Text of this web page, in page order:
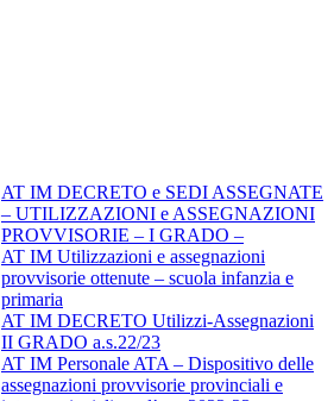
AT IM DECRETO e SEDI ASSEGNATE
– UTILIZZAZIONI e ASSEGNAZIONI
PROVVISORIE – I GRADO –
AT IM Utilizzazioni e assegnazioni
provvisorie ottenute – scuola infanzia e
primaria
AT IM DECRETO Utilizzi-Assegnazioni
II GRADO a.s.22/23
AT IM Personale ATA – Dispositivo delle
assegnazioni provvisorie provinciali e